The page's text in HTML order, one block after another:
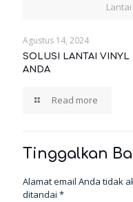
Agustus 14, 2024
SOLUSI LANTAI VINYL
ANDA
Read more
Tinggalkan
Alamat email Anda tidak
ditandai *